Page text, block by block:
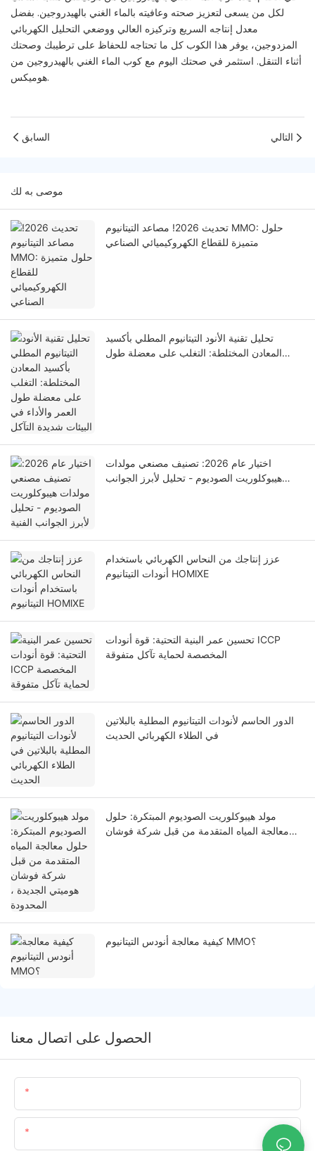
لكل من يسعى لتعزيز صحته وعافيته بالماء الغني بالهيدروجين. بفضل
معدل إنتاجه السريع وتركيزه العالي ووضعي التحليل الكهربائي
المزدوجين، يوفر هذا الكوب كل ما تحتاجه للحفاظ على ترطيبك وصحتك
أثناء التنقل. استثمر في صحتك اليوم مع كوب الماء الغني بالهيدروجين من
هوميكس.
السابق التالي
موصى به لك
تحديث 2026! مصاعد التيتانيوم MMO: حلول
متميزة للقطاع الكهروكيميائي الصناعي
تحليل تقنية الأنود التيتانيوم المطلي بأكسيد
المعادن المختلطة: التغلب على معضلة طول
اختيار عام 2026: تصنيف مصنعي مولدات
هيبوكلوريت الصوديوم - تحليل لأبرز الجوانب
عزز إنتاجك من النحاس الكهربائي باستخدام
أنودات التيتانيوم HOMlXE
تحسين عمر البنية التحتية: قوة أنودات ICCP
المخصصة لحماية تآكل متفوقة
الدور الحاسم لأنودات التيتانيوم المطلية بالبلاتين
في الطلاء الكهربائي الحديث
مولد هيبوكلوريت الصوديوم المبتكرة: حلول
معالجة المياه المتقدمة من قبل شركة فوشان
كيفية معالجة أنودس التيتانيوم MMO؟
الحصول على اتصال معنا